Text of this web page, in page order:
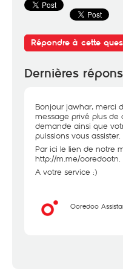
Répondre à cette
Dernières
Bonjour jawhar, merci
message privé plus de
demande ainsi que
puissions vous assister.
Par ici le lien de notre
http://m.me/ooredootn.
A votre service :)
Ooredoo